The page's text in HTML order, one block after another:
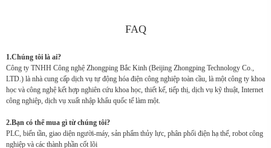
FAQ
1.Chúng tôi là ai?
Công ty TNHH Công nghệ Zhongping Bắc Kinh (Beijing Zhongping Technology Co.,
LTD.) là nhà cung cấp dịch vụ tự động hóa điện công nghiệp toàn cầu, là một công ty khoa
học và công nghệ kết hợp nghiên cứu khoa học, thiết kế, tiếp thị, dịch vụ kỹ thuật, Internet
công nghiệp, dịch vụ xuất nhập khẩu quốc tế làm một.
2.Bạn có thể mua gì từ chúng tôi?
PLC, biến tần, giao diện người-máy, sản phẩm thủy lực, phân phối điện hạ thế, robot công
nghiệp và các thành phần cốt lõi